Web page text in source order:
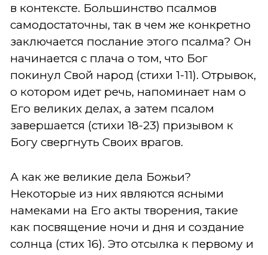
в контексте. Большинство псалмов
самодостаточны, так в чем же конкретно
заключается послание этого псалма? Он
начинается с плача о том, что Бог
покинул Свой народ (стихи 1-11). Отрывок,
о котором идет речь, напоминает нам о
Его великих делах, а затем псалом
завершается (стихи 18-23) призывом к
Богу свергнуть Своих врагов.
А как же великие дела Божьи?
Некоторые из них являются ясными
намеками на Его акты творения, такие
как посвящение ночи и дня и создание
солнца (стих 16). Это отсылка к первому и